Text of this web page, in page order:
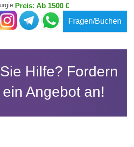
Preis: Ab 1500 €
Fragen/Buchen
Hilfe? Fordern
Angebot an!